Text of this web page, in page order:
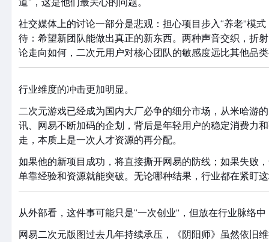
社交媒体上的讨论一部分是悲观：担心项目步入“养老”模
待：希望新团队能做出真正的新东西。两种声音交织，
论走向如何，二次元用户对核心团队的敏感度远比其他品
行业维度的冲击更加明显。
二次元游戏已经成为国内大厂必争的细分市场，从米哈游
讯、网易不断加码的企划，背后是年轻用户的稳定消费力
走，本质上是一次人才资源的再分配。
如果他的新项目成功，将直接撕开网易的防线；如果失败
单靠经验和资源就能突破。无论哪种结果，行业都在紧盯
从外部看，这件事可能只是“一次创业”，但放在行业脉络
网易二次元版图过去几年持续承压，《阴阳师》虽然依旧